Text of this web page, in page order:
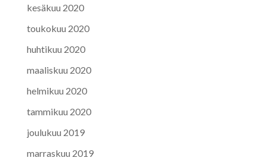
kesäkuu 2020
toukokuu 2020
huhtikuu 2020
maaliskuu 2020
helmikuu 2020
tammikuu 2020
joulukuu 2019
marraskuu 2019